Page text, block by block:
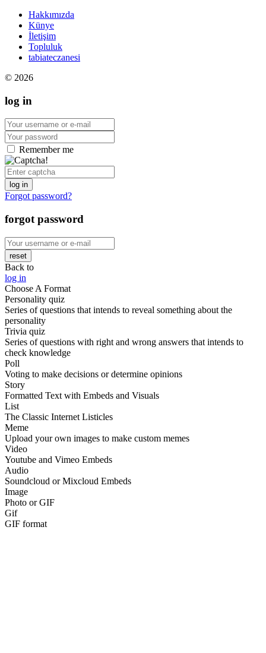
Hakkımızda
Künye
İletişim
Topluluk
tabiateczanesi
© 2026
log in
Remember me
log in
Forgot password?
forgot password
reset
Back to
log in
Choose A Format
Personality quiz
Series of questions that intends to reveal something about the
personality
Trivia quiz
Series of questions with right and wrong answers that intends to
check knowledge
Poll
Voting to make decisions or determine opinions
Story
Formatted Text with Embeds and Visuals
List
The Classic Internet Listicles
Meme
Upload your own images to make custom memes
Video
Youtube and Vimeo Embeds
Audio
Soundcloud or Mixcloud Embeds
Image
Photo or GIF
Gif
GIF format